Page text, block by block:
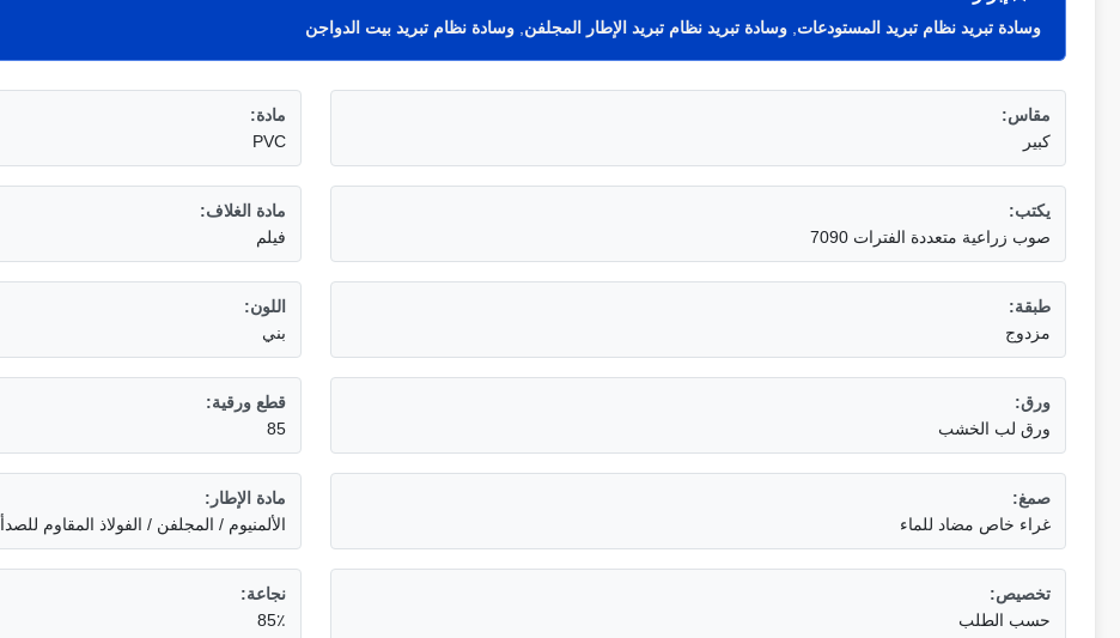
وسادة تبريد نظام تبريد المستودعات وسادة تبريد نظام تبريد الإطار المجلفن وسادة نظام تبريد بيت الدواجن
مقاس:
كبير
مادة:
PVC
يكتب:
صوب زراعية متعددة الفترات 7090
مادة الغلاف:
فيلم
طبقة:
مزدوج
اللون:
بني
ورق:
ورق لب الخشب
قطع ورقية:
85
صمغ:
غراء خاص مضاد للماء
مادة الإطار:
الألمنيوم / المجلفن / الفولاذ المقاوم للصدأ
تخصيص:
حسب الطلب
نجاعة:
85٪